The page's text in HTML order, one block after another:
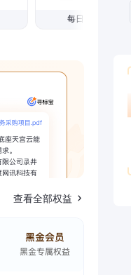
每日仅1.08元
查看全部权益